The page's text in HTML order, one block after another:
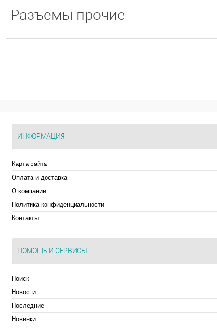
Разъемы прочие
ИНФОРМАЦИЯ
Карта сайта
Оплата и доставка
О компании
Политика конфиденциальности
Контакты
ПОМОЩЬ И СЕРВИСЫ
Поиск
Новости
Последние
Новинки